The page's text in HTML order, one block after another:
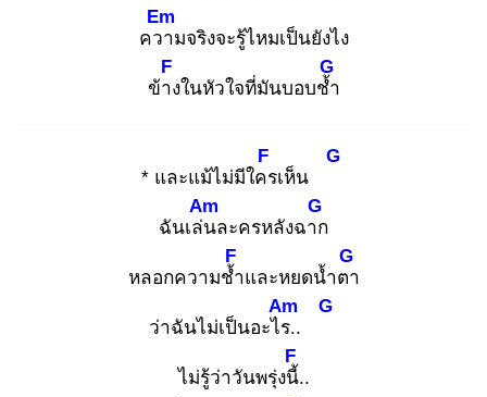
ควา
Em
มจริงจะรู้ไหมเป็นยังไง
ข้าง
F
ในหัวใจที่มันบอบช้ำ
G
* และแม้ไม่มีใคร
F
เห็น
G
ฉันเล่น
Am
ละครหลังฉาก
G
หลอกความช้ำ
F
และหยดน้ำตา
G
ว่าฉันไม่เป็นอะไร.
Am
.
G
ไม่รู้ว่าวันพรุ่งนี้.
F
.